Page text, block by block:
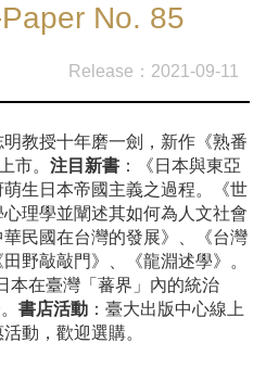
No. 85
2021-09-11
明教授十年磨一劍，新作《熟番
市。 注目新書 ：《日本與東亞
生日本帝國主義之過程。《世
理學並闡述其如何為人文社會
華民國在台灣的發展》、《台灣
野敲敲門》、《龍淵述學》。
本在臺灣「蕃界」內的統治
書店活動 ：臺大出版中心線上
動，歡迎選購。